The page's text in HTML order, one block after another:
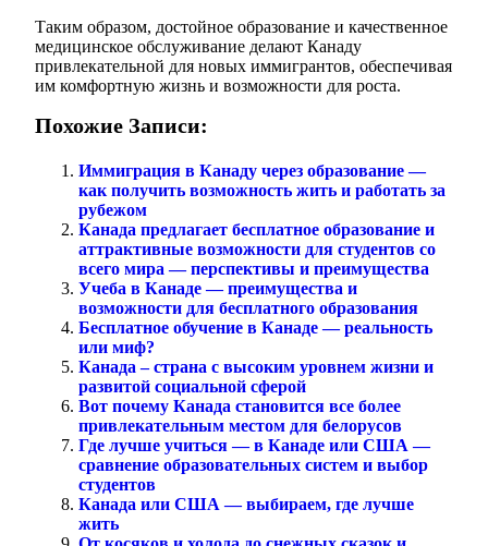
Таким образом, достойное образование и качественное
медицинское обслуживание делают Канаду
привлекательной для новых иммигрантов, обеспечивая
им комфортную жизнь и возможности для роста.
Похожие Записи:
Иммиграция в Канаду через образование —
как получить возможность жить и работать за
рубежом
Канада предлагает бесплатное образование и
аттрактивные возможности для студентов со
всего мира — перспективы и преимущества
Учеба в Канаде — преимущества и
возможности для бесплатного образования
Бесплатное обучение в Канаде — реальность
или миф?
Канада – страна с высоким уровнем жизни и
развитой социальной сферой
Вот почему Канада становится все более
привлекательным местом для белорусов
Где лучше учиться — в Канаде или США —
сравнение образовательных систем и выбор
студентов
Канада или США — выбираем, где лучше
жить